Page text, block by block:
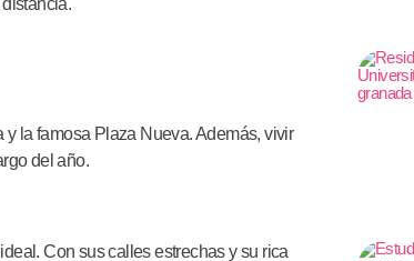
la famosa Plaza Nueva. Además, vivir
del año.
Con sus calles estrechas y su rica